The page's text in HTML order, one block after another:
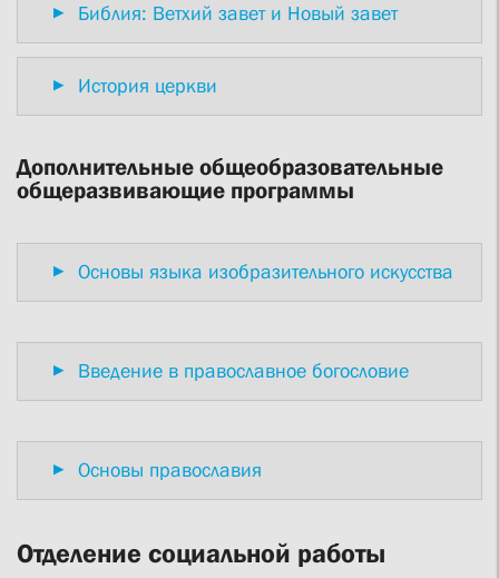
Библия: Ветхий завет и Новый завет
История церкви
Дополнительные общеобразовательные
общеразвивающие программы
Основы языка изобразительного искусства
Введение в православное богословие
Основы православия
Отделение социальной работы